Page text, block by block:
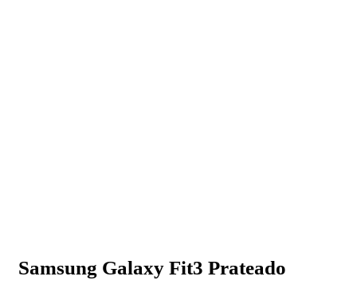
Samsung Galaxy Fit3 Prateado